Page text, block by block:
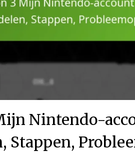
Nintendo-
Stappen,